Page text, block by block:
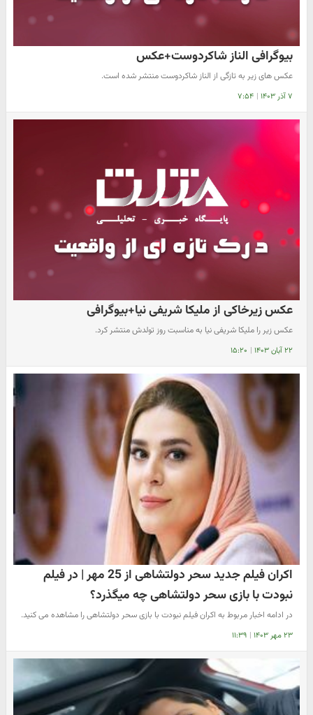
بیوگرافی الناز شاکردوست+عکس
عکس های زیر به تازگی از الناز شاکردوست منتشر شده است.
۷ آذر ۱۴۰۳ | ۷:۵۴
عکس زیرخاکی از ملیکا شریفی نیا+بیوگرافی
عکس زیر را ملیکا شریفی نیا به مناسبت روز تولدش منتشر کرد.
۲۲ آبان ۱۴۰۳ | ۱۵:۲۰
اکران فیلم جدید سحر دولتشاهی از 25 مهر | در فیلم
نبودت با بازی سحر دولتشاهی چه میگذرد؟
در ادامه اخبار مربوط به اکران فیلم نبودت با بازی سحر دولتشاهی را مشاهده می کنید.
۲۳ مهر ۱۴۰۳ | ۱۱:۳۹